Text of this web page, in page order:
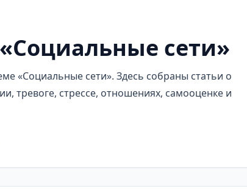
сети»
«Социальные сети». Здесь собраны статьи о
тревоге, стрессе, отношениях, самооценке и